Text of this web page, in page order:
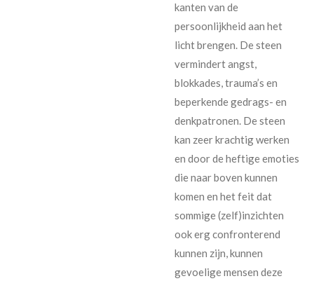
kanten van de
persoonlijkheid aan het
licht brengen. De steen
vermindert angst,
blokkades, trauma’s en
beperkende gedrags- en
denkpatronen. De steen
kan zeer krachtig werken
en door de heftige emoties
die naar boven kunnen
komen en het feit dat
sommige (zelf)inzichten
ook erg confronterend
kunnen zijn, kunnen
gevoelige mensen deze